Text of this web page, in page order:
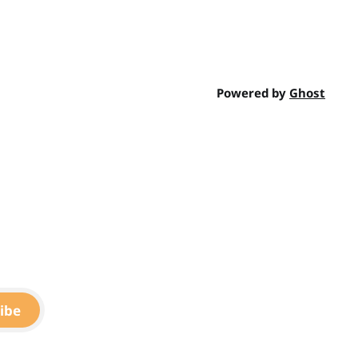
Powered by Ghost